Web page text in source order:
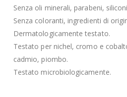
Senza oli minerali, parabeni,
Senza coloranti, ingredienti di
Dermatologicamente testato.
Testato per nichel, cromo e
cadmio, piombo.
Testato microbiologicamente.